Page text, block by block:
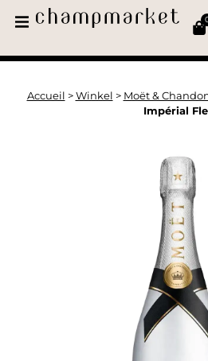
Accueil > Winkel > Moët &
Impérial